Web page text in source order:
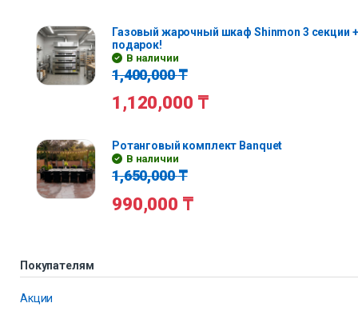
Газовый жарочный шкаф Shinmon 3 секции
подарок!
В наличии
1,400,000₸
1,120,000 ₸
Ротанговый комплект Banquet
В наличии
1,650,000₸
990,000 ₸
Покупателям
Акции